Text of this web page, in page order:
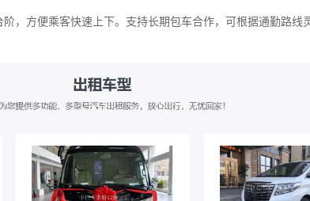
，方便乘客快速上下。支持长期包车合作，可根据通勤路线